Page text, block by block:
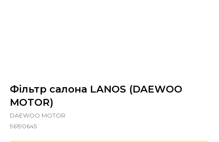
Фільтр салона LANOS (DAEWOO
MOTOR)
DAEWOO MOTOR
96190645